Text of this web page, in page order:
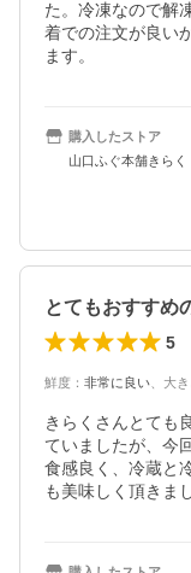
た。冷凍なので解
着での注文が良い
ます。
購入したストア
山口ふぐ本舗きらく
とてもおすすめ
5
鮮度 ： 非常に良い 大き
きらくさんとても
ていましたが、今
食感良く、冷蔵と
も美味しく頂きま